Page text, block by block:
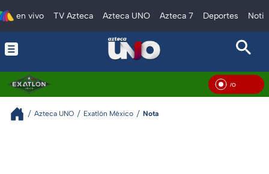
en vivo TV Azteca Azteca UNO Azteca 7 Deportes
En
Azteca UNO Exatlón México Nota